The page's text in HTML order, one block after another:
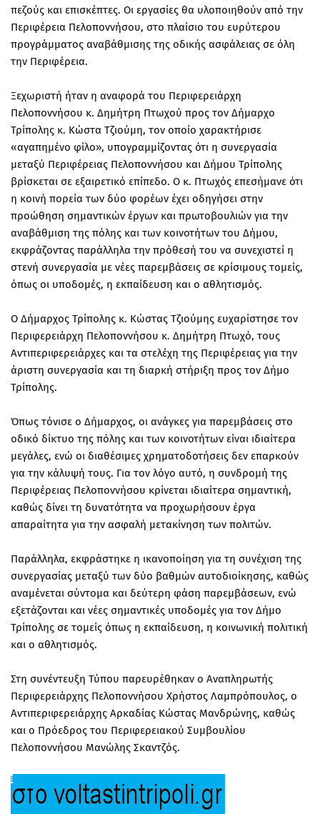
πεζούς και επισκέπτες. Οι εργασίες θα υλοποιηθούν από την
Περιφέρεια Πελοποννήσου, στο πλαίσιο του ευρύτερου
προγράμματος αναβάθμισης της οδικής ασφάλειας σε όλη
την Περιφέρεια.
Ξεχωριστή ήταν η αναφορά του Περιφερειάρχη
Πελοποννήσου κ. Δημήτρη Πτωχού προς τον Δήμαρχο
Τρίπολης κ. Κώστα Τζιούμη, τον οποίο χαρακτήρισε
«αγαπημένο φίλο», υπογραμμίζοντας ότι η συνεργασία
μεταξύ Περιφέρειας Πελοποννήσου και Δήμου Τρίπολης
βρίσκεται σε εξαιρετικό επίπεδο. Ο κ. Πτωχός επεσήμανε ότι
η κοινή πορεία των δύο φορέων έχει οδηγήσει στην
προώθηση σημαντικών έργων και πρωτοβουλιών για την
αναβάθμιση της πόλης και των κοινοτήτων του Δήμου,
εκφράζοντας παράλληλα την πρόθεσή του να συνεχιστεί η
στενή συνεργασία με νέες παρεμβάσεις σε κρίσιμους τομείς,
όπως οι υποδομές, η εκπαίδευση και ο αθλητισμός.
Ο Δήμαρχος Τρίπολης κ. Κώστας Τζιούμης ευχαρίστησε τον
Περιφερειάρχη Πελοποννήσου κ. Δημήτρη Πτωχό, τους
Αντιπεριφερειάρχες και τα στελέχη της Περιφέρειας για την
άριστη συνεργασία και τη διαρκή στήριξη προς τον Δήμο
Τρίπολης.
Όπως τόνισε ο Δήμαρχος, οι ανάγκες για παρεμβάσεις στο
οδικό δίκτυο της πόλης και των κοινοτήτων είναι ιδιαίτερα
μεγάλες, ενώ οι διαθέσιμες χρηματοδοτήσεις δεν επαρκούν
για την κάλυψή τους. Για τον λόγο αυτό, η συνδρομή της
Περιφέρειας Πελοποννήσου κρίνεται ιδιαίτερα σημαντική,
καθώς δίνει τη δυνατότητα να προχωρήσουν έργα
απαραίτητα για την ασφαλή μετακίνηση των πολιτών.
Παράλληλα, εκφράστηκε η ικανοποίηση για τη συνέχιση της
συνεργασίας μεταξύ των δύο βαθμών αυτοδιοίκησης, καθώς
αναμένεται σύντομα και δεύτερη φάση παρεμβάσεων, ενώ
εξετάζονται και νέες σημαντικές υποδομές για τον Δήμο
Τρίπολης σε τομείς όπως η εκπαίδευση, η κοινωνική πολιτική
και ο αθλητισμός.
Στη συνέντευξη Τύπου παρευρέθηκαν ο Αναπληρωτής
Περιφερειάρχης Πελοποννήσου Χρήστος Λαμπρόπουλος, ο
Αντιπεριφερειάρχης Αρκαδίας Κώστας Μανδρώνης, καθώς
και ο Πρόεδρος του Περιφερειακού Συμβουλίου
Πελοποννήσου Μανώλης Σκαντζός.